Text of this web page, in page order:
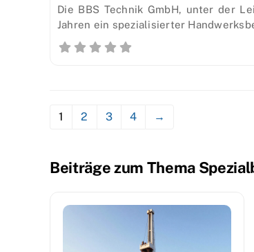
Die BBS Technik GmbH, unter der
Jahren ein spezialisierter
1 2 3 4 →
Beiträge zum Thema